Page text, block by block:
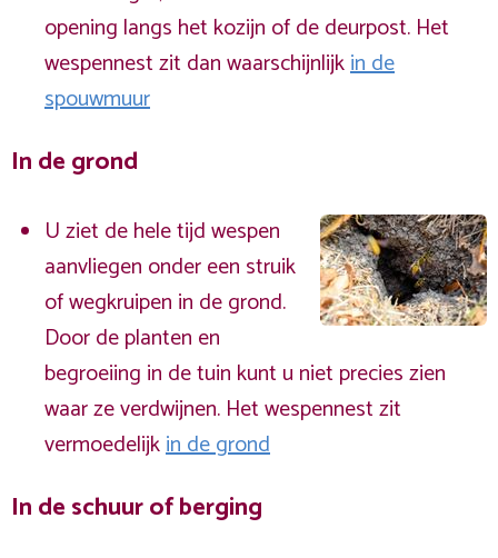
opening langs het kozijn of de deurpost. Het
wespennest zit dan waarschijnlijkin de
spouwmuur
In de grond
U ziet de hele tijd wespen
aanvliegen onder een struik
of wegkruipen in de grond.
Door de planten en
begroeiing in de tuin kunt u niet precies zien
waar ze verdwijnen. Het wespennest zit
vermoedelijkin de grond
In de schuur of berging